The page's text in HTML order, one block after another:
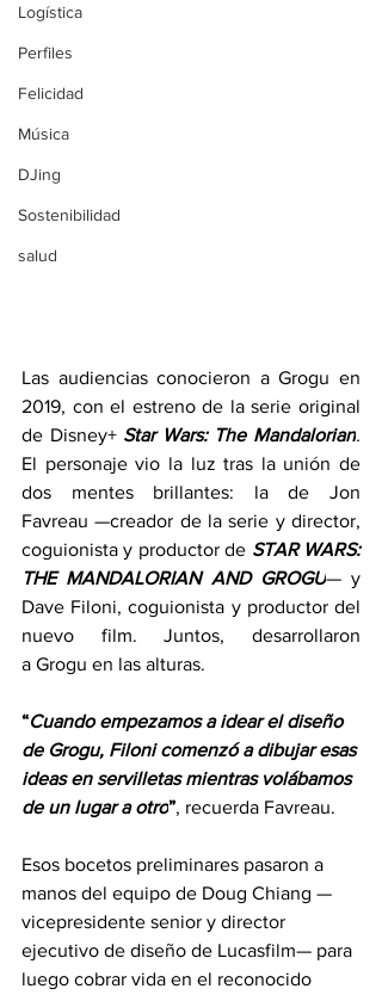
Logística
Perfiles
Felicidad
Música
DJing
Sostenibilidad
salud
Las audiencias conocieron a Grogu en
2019, con el estreno de la serie original
de Disney+ Star Wars: The Mandalorian
El personaje vio la luz tras la unión de
dos mentes brillantes: la de Jon
Favreau —creador de la serie y director,
coguionista y productor de STAR WARS:
THE MANDALORIAN AND GROGU— y
Dave Filoni, coguionista y productor del
nuevo film. Juntos, desarrollaron
a Grogu en las alturas.
“Cuando empezamos a idear el diseño
de Grogu, Filoni comenzó a dibujar esas
ideas en servilletas mientras volábamos
de un lugar a otro”, recuerda Favreau.
Esos bocetos preliminares pasaron a
manos del equipo de Doug Chiang —
vicepresidente senior y director
ejecutivo de diseño de Lucasfilm— para
luego cobrar vida en el reconocido